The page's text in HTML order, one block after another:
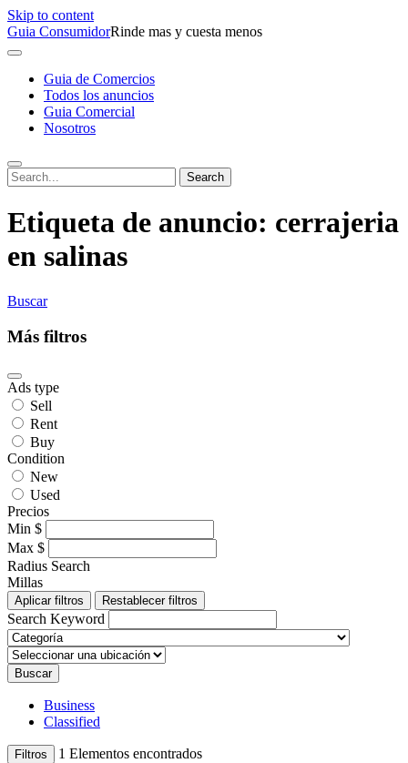
Skip to content
Guia ConsumidorRinde mas y cuesta menos
Guia de Comercios
Todos los anuncios
Guia Comercial
Nosotros
Etiqueta de anuncio: cerrajeria
en salinas
Buscar
Más filtros
Ads type
Sell
Rent
Buy
Condition
New
Used
Precios
Min $
Max $
Radius Search
Millas
Aplicar filtros Restablecer filtros
Search Keyword
Buscar
Business
Classified
Filtros 1 Elementos encontrados